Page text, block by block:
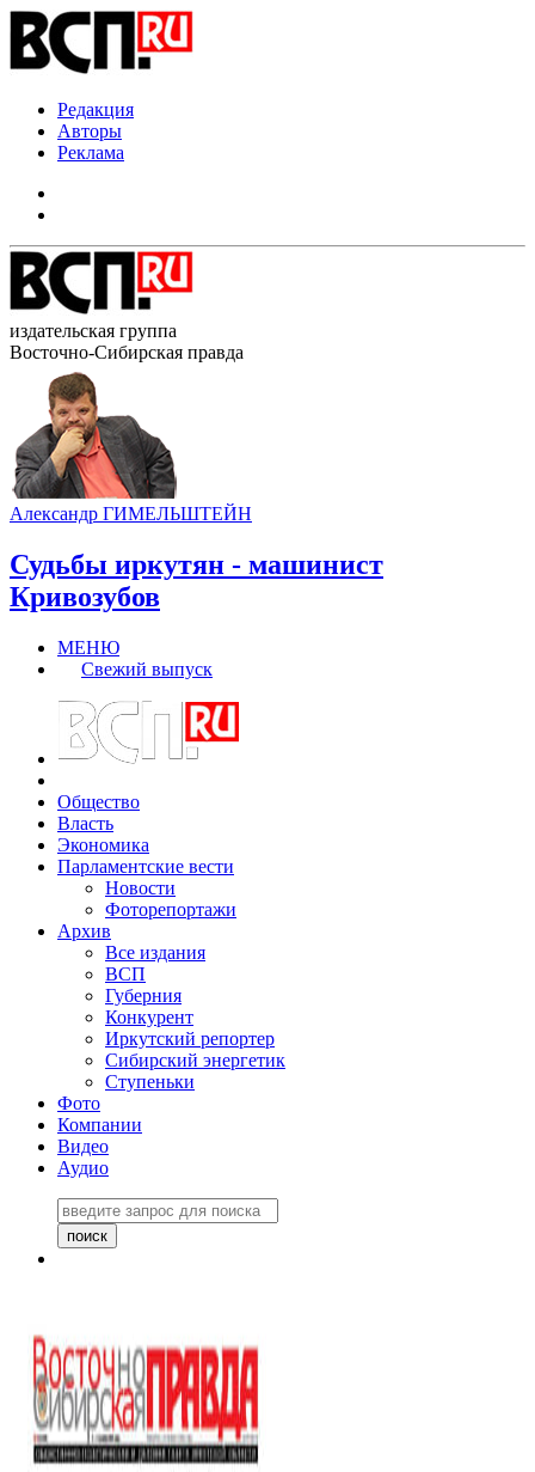
Редакция
Авторы
Реклама
издательская группа
Восточно-Сибирская правда
Александр ГИМЕЛЬШТЕЙН
Судьбы иркутян - машинист
Кривозубов
МЕНЮ
Свежий выпуск
Общество
Власть
Экономика
Парламентские вести
Новости
Фоторепортажи
Архив
Все издания
ВСП
Губерния
Конкурент
Иркутский репортер
Сибирский энергетик
Ступеньки
Фото
Компании
Видео
Аудио